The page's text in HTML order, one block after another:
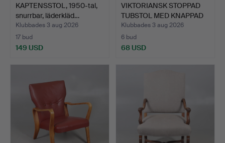
KAPTENSSTOL, 1950-tal,
snurrbar, läderkläd…
Klubbades 3 aug 2026
17 bud
149 USD
VIKTORIANSK STOPPAD
TUBSTOL MED KNAPPAD
RY…
Klubbades 3 aug 2026
6 bud
68 USD